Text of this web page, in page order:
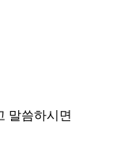
말씀하시면